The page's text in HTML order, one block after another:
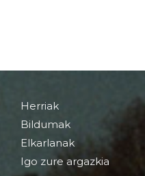
Herriak
Bildumak
Elkarlanak
Igo zure argazkia